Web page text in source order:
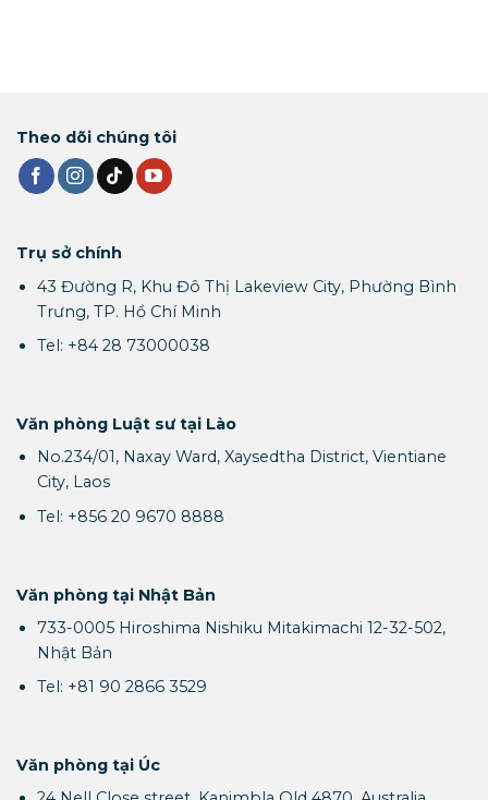
Theo dõi chúng tôi
Trụ sở chính
43 Đường R, Khu Đô Thị Lakeview City, Phường Bình
Trưng, TP. Hồ Chí Minh
Tel: +84 28 73000038
Văn phòng Luật sư tại Lào
No.234/01, Naxay Ward, Xaysedtha District, Vientiane
City, Laos
Tel: +856 20 9670 8888
Văn phòng tại Nhật Bản
733-0005 Hiroshima Nishiku Mitakimachi 12-32-502,
Nhật Bản
Tel: +81 90 2866 3529
Văn phòng tại Úc